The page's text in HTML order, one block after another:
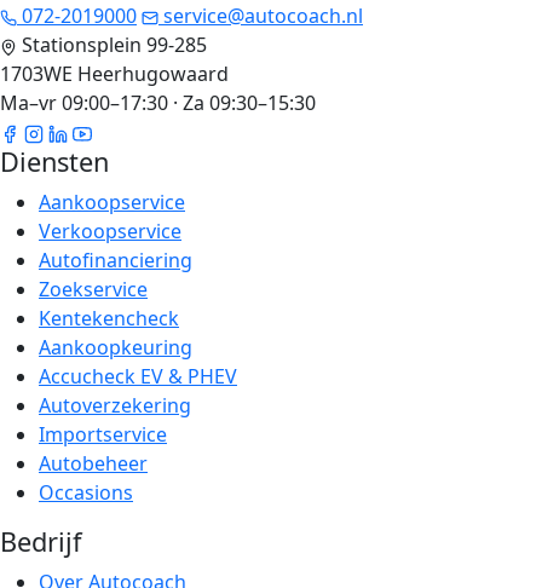
072-2019000
service@autocoach.nl
Stationsplein 99-285
1703WE Heerhugowaard
Ma–vr 09:00–17:30 · Za 09:30–15:30
Diensten
Aankoopservice
Verkoopservice
Autofinanciering
Zoekservice
Kentekencheck
Aankoopkeuring
Accucheck EV & PHEV
Autoverzekering
Importservice
Autobeheer
Occasions
Bedrijf
Over Autocoach